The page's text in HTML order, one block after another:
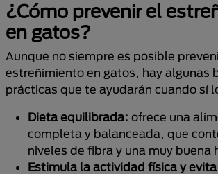
¿Cómo prevenir el
en gatos?
Aunque no siempre es posible
estreñimiento en gatos, hay algunas
prácticas que te ayudarán cuando sí
Dieta equilibrada: ofrece una
completa y balanceada, que
niveles de fibra y una muy buena
Estimula la actividad física y